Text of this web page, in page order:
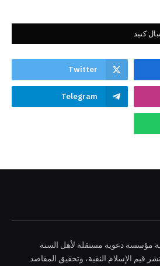
کنید
Twitter
Telegram
مؤسسة دعوية مستقلة لأهل السنة
قيم الإسلام النقية، وتحقيق المقاصد